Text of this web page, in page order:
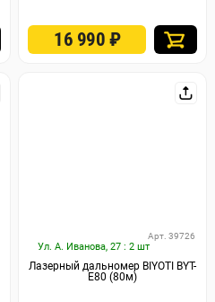
16 990 ₽
Ул. А. Иванова, 27 : 2 шт
Арт. 39726
Лазерный дальномер BIYOTI BYT-
E80 (80м)